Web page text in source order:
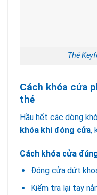
Thẻ
Cách khóa cửa
thẻ
Hầu hết các dòng
khóa khi đóng cửa,
Cách khóa cửa
Đóng cửa dứt
Kiểm tra lại tay